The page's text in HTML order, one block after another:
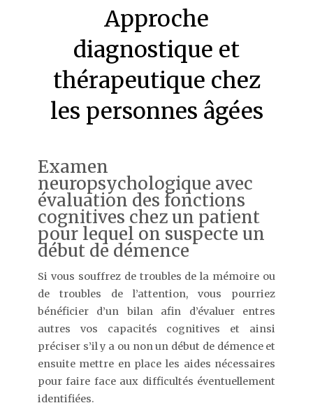
Approche
diagnostique et
thérapeutique chez
les personnes âgées
Examen
neuropsychologique avec
évaluation des fonctions
cognitives chez un patient
pour lequel on suspecte un
début de démence
Si vous souffrez de troubles de la mémoire ou
de troubles de l’attention, vous pourriez
bénéficier d’un bilan afin d’évaluer entres
autres vos capacités cognitives et ainsi
préciser s’il y a ou non un début de démence et
ensuite mettre en place les aides nécessaires
pour faire face aux difficultés éventuellement
identifiées.